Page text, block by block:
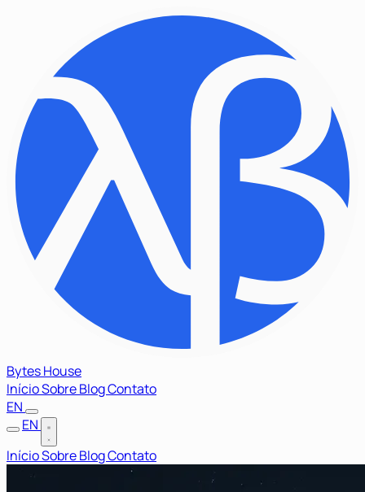
Bytes House
InícioSobreBlogContato
EN
EN
InícioSobreBlogContato